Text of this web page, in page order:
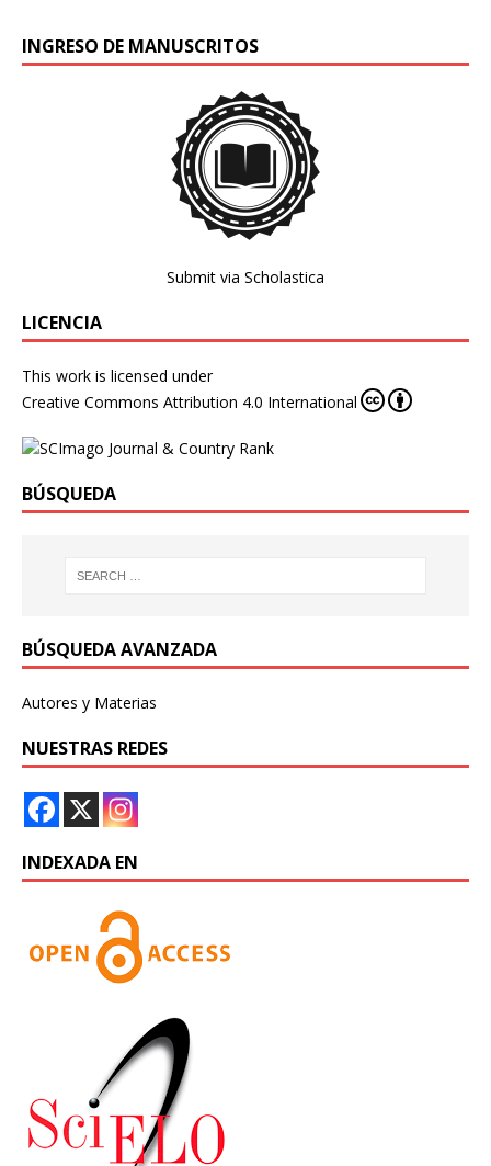
INGRESO DE MANUSCRITOS
Submit via Scholastica
LICENCIA
This work is licensed under
Creative Commons Attribution 4.0 International
BÚSQUEDA
BÚSQUEDA AVANZADA
Autores y Materias
NUESTRAS REDES
INDEXADA EN